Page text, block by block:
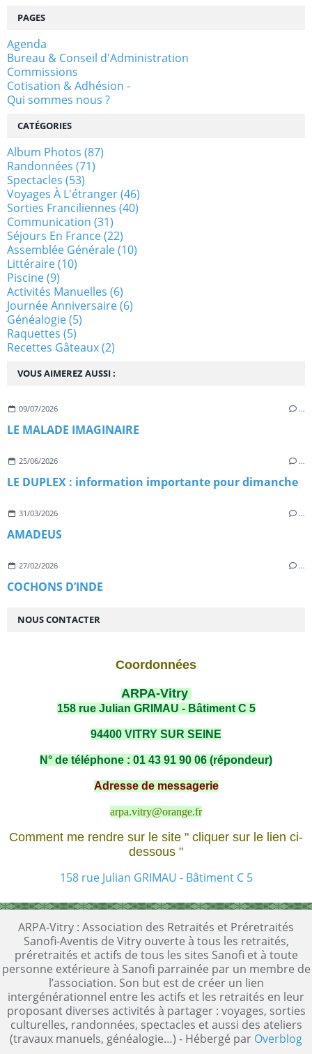
VOUS AIMEREZ AUSSI :
09/07/2026 …
LE MALADE IMAGINAIRE
25/06/2026 …
LE DUPLEX : information importante pour dimanche
31/03/2026 …
AMADEUS
27/02/2026 …
COCHONS D’INDE
PAGES
Agenda
Bureau & Conseil d'Administration
Commissions
Cotisation & Adhésion -
Qui sommes nous ?
CATÉGORIES
Album Photos (87)
Randonnées (71)
Spectacles (53)
Voyages À L'étranger(46)
Sorties Franciliennes (40)
Communication (31)
Séjours En France(22)
Assemblée Générale(10)
Littéraire(10)
Piscine(9)
Activités Manuelles (6)
Journée Anniversaire(6)
Généalogie(5)
Raquettes (5)
Recettes Gâteaux(2)
NOUS CONTACTER
Coordonnées
ARPA-Vitry
158 rue Julian GRIMAU - Bâtiment C 5
94400 VITRY SUR SEINE
N° de téléphone : 01 43 91 90 06 (répondeur)
Adresse de messagerie
arpa.vitry@orange.fr
Comment me rendre sur le site " cliquer sur le lien ci-
dessous "
158 rue Julian GRIMAU - Bâtiment C 5
ARPA-Vitry : Association des Retraités et Préretraités
Sanofi-Aventis de Vitry ouverte à tous les retraités,
préretraités et actifs de tous les sites Sanofi et à toute
personne extérieure à Sanofi parrainée par un membre de
l’association. Son but est de créer un lien
intergénérationnel entre les actifs et les retraités en leur
proposant diverses activités à partager : voyages, sorties
culturelles, randonnées, spectacles et aussi des ateliers
(travaux manuels, généalogie…) - Hébergé par Overblog